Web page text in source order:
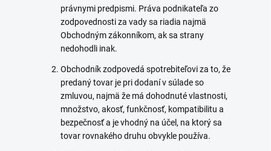
právnymi predpismi. Práva podnikateľa zo
zodpovednosti za vady sa riadia najmä
Obchodným zákonníkom, ak sa strany
nedohodli inak.
Obchodník zodpovedá spotrebiteľovi za to, že
predaný tovar je pri dodaní v súlade so
zmluvou, najmä že má dohodnuté vlastnosti,
množstvo, akosť, funkčnosť, kompatibilitu a
bezpečnosť a je vhodný na účel, na ktorý sa
tovar rovnakého druhu obvykle používa.